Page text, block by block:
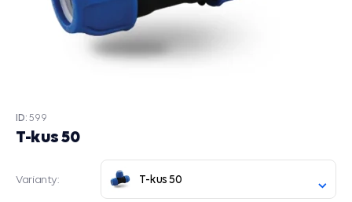
T-kus 50
ID: 599
Varianty: T-kus 50